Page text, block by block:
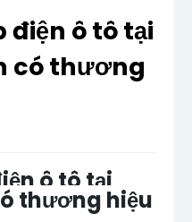
điện ô tô tại
có thương
ô tô tại
thương hiệu